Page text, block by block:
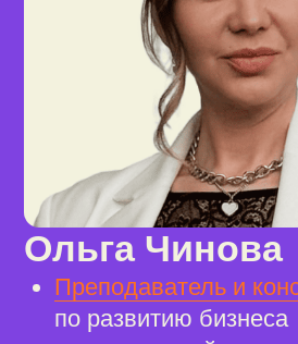
предпринимателей
и сотрудников
проходят наши
курсы
4,8 / 5
средняя оценка курса